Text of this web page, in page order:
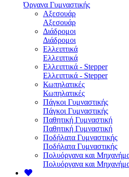
Όργανα Γυμναστικής
Αξεσουάρ
Αξεσουάρ
Διάδρομοι
Διάδρομοι
Ελλειπτικά
Ελλειπτικά
Ελλειπτικά - Stepper
Ελλειπτικά - Stepper
Κωπηλατικές
Κωπηλατικές
Πάγκοι Γυμναστικής
Πάγκοι Γυμναστικής
Παθητική Γυμναστική
Παθητική Γυμναστική
Ποδήλατα Γυμναστικής
Ποδήλατα Γυμναστικής
Πολυόργανα και
Πολυόργανα και